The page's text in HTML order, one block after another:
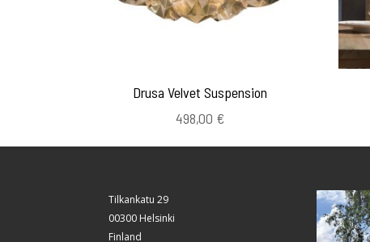
Drusa Velvet Suspension
498,00 €
Tilkankatu 29
00300 Helsinki
Finland